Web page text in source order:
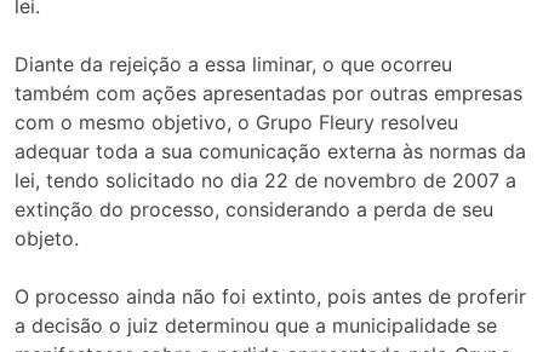
lei.
Diante da rejeição a essa liminar, o que ocorreu
também com ações apresentadas por outras empresas
com o mesmo objetivo, o Grupo Fleury resolveu
adequar toda a sua comunicação externa às normas da
lei, tendo solicitado no dia 22 de novembro de 2007 a
extinção do processo, considerando a perda de seu
objeto.
O processo ainda não foi extinto, pois antes de proferir
a decisão o juiz determinou que a municipalidade se